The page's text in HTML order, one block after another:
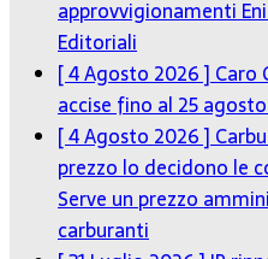
approvvigionamenti
Editoriali
[ 4 Agosto 2026 ] Caro
accise fino al 25 agosto
[ 4 Agosto 2026 ]
prezzo lo decidono le
Serve un prezzo
carburanti